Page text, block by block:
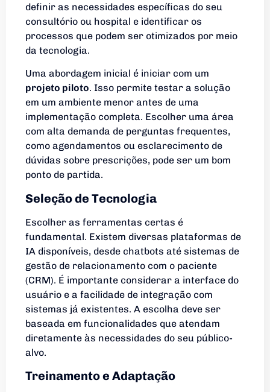
definir as necessidades específicas do seu
consultório ou hospital e identificar os
processos que podem ser otimizados por meio
da tecnologia.
Uma abordagem inicial é iniciar com um
projeto piloto. Isso permite testar a solução
em um ambiente menor antes de uma
implementação completa. Escolher uma área
com alta demanda de perguntas frequentes,
como agendamentos ou esclarecimento de
dúvidas sobre prescrições, pode ser um bom
ponto de partida.
Seleção de Tecnologia
Escolher as ferramentas certas é
fundamental. Existem diversas plataformas de
IA disponíveis, desde chatbots até sistemas de
gestão de relacionamento com o paciente
(CRM). É importante considerar a interface do
usuário e a facilidade de integração com
sistemas já existentes. A escolha deve ser
baseada em funcionalidades que atendam
diretamente às necessidades do seu público-
alvo.
Treinamento e Adaptação